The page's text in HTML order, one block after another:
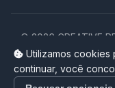
© 2026 CREATIVE
LTDA - 47.273.900/
Loja completa
Utilizamos cookies
continuar, você